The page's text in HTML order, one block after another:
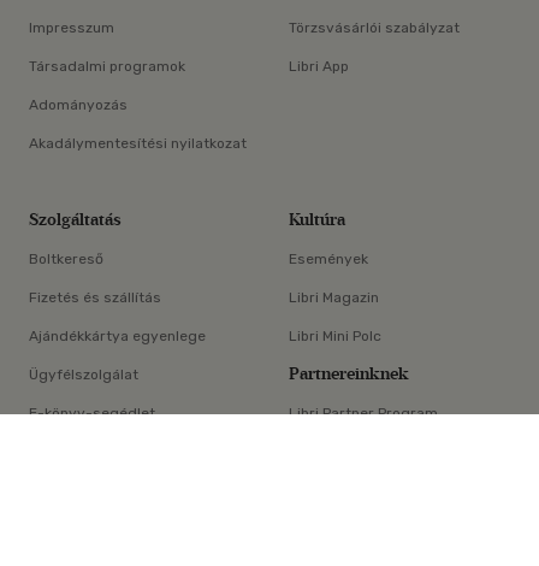
×
Impresszum
Társadalmi programok
Adományozás
Akadálymentesítési nyilatkozat
Törzsvásárlói szabályzat
Libri App
Szolgáltatás
Boltkereső
Fizetés és szállítás
Ajándékkártya egyenlege
Ügyfélszolgálat
E-könyv-segédlet
Kultúra
Események
Libri Magazin
Libri Mini Polc
Partnereinknek
Libri Partner Program